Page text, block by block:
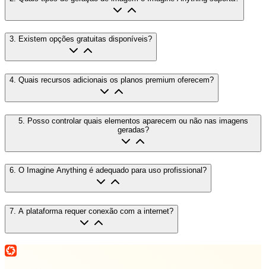
3. Existem opções gratuitas disponíveis?
4 Quais recursos adicionais os planos premium oferecem?
5. Posso controlar quais elementos aparecem ou não nas imagens
geradas?
6. O Imagine Anything é adequado para uso profissional?
7. A plataforma requer conexão com a internet?